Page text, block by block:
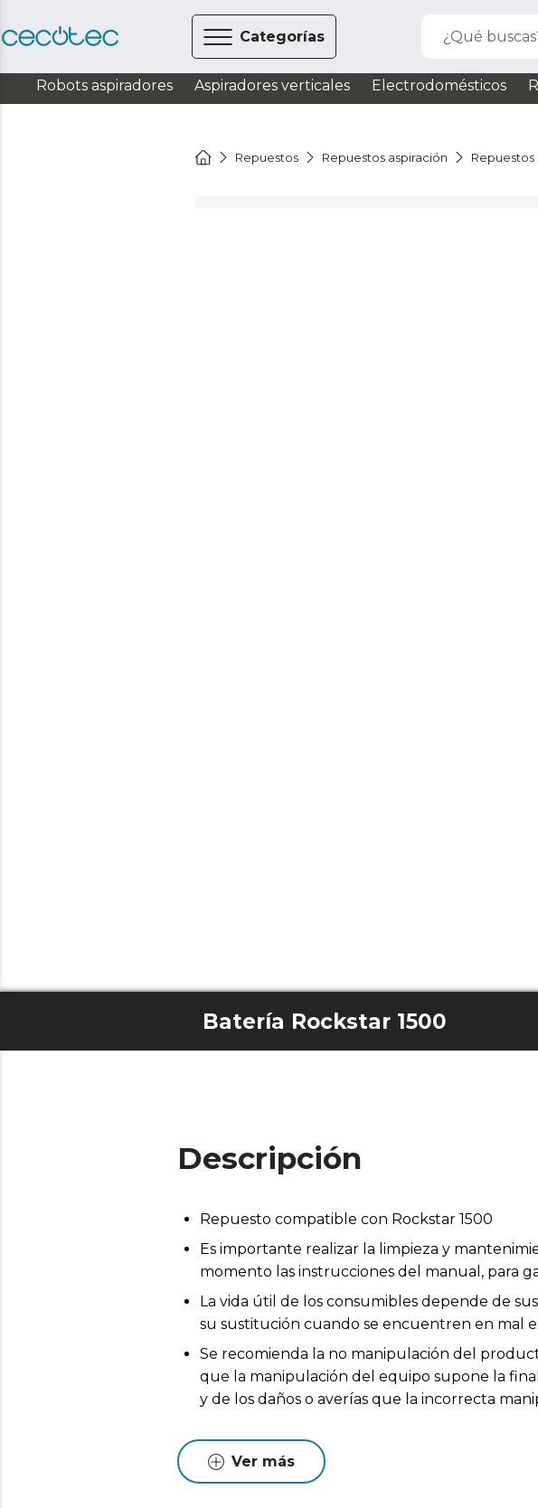
Categorías ¿Qué
Robots aspiradores Aspiradores verticales Electrodomésticos
Repuestos Repuestos aspiración
Batería Rockstar 1500
Descripción
Repuesto compatible con Rockstar 1500
Es importante realizar la limpieza y
momento las instrucciones del manual, para
La vida útil de los consumibles depende de
su sustitución cuando se encuentren en mal
Se recomienda la no manipulación del
que la manipulación del equipo supone la
y de los daños o averías que la incorrecta
Ver más